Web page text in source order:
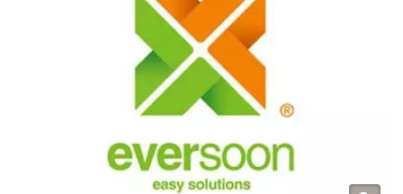
FABRICANTE DE
MÁQUINAS DE
MOLIENDA Y COCCIÓN
| YUNG SOON LIH
FOOD MACHINE CO.,